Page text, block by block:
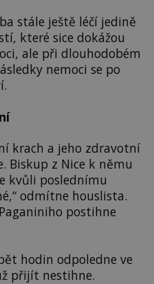
stále ještě léčí jedině
které sice dokážou
ale při dlouhodobém
nemoci se po
krach a jeho zdravotní
Biskup z Nice k němu
kvůli poslednímu
odmítne houslista.
postihne
hodin odpoledne ve
přijít nestihne.